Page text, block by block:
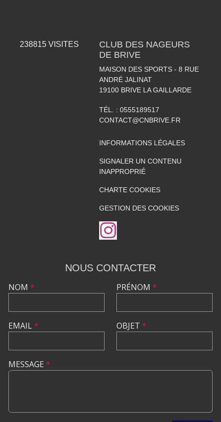
238815 VISITES
CLUB DES NAGEURS
DE BRIVE
MAISON DES SPORTS - 8 RUE
ANDRÉ JALINAT
19100 BRIVE LA GAILLARDE
TÉL. : 0555189517
CONTACT@CNBRIVE.FR
INFORMATIONS LÉGALES
SIGNALER UN CONTENU
INAPPROPRIÉ
CHARTE COOKIES
GESTION DES COOKIES
NOUS CONTACTER
NOM *
EMAIL*
PRÉNOM *
OBJET *
MESSAGE *